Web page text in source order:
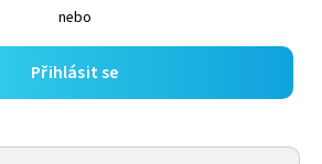
nebo
Přihlásit se